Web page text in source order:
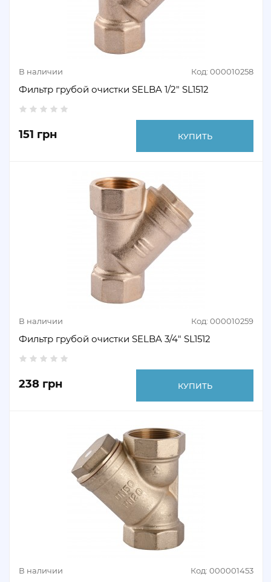
В наличии Код: 000010258
Фильтр грубой очистки SELBA 1/2" SL1512
151 грн КУПИТЬ
В наличии Код: 000010259
Фильтр грубой очистки SELBA 3/4" SL1512
238 грн КУПИТЬ
В наличии Код: 000001453